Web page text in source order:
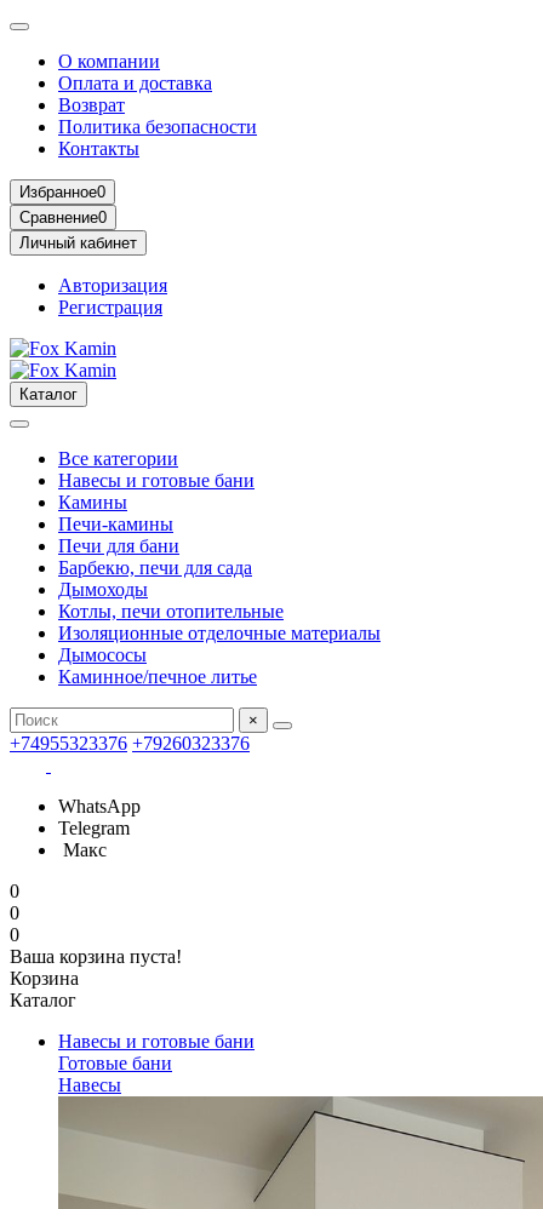
О компании
Оплата и доставка
Возврат
Политика безопасности
Контакты
Избранное0
Сравнение0
Личный кабинет
Авторизация
Регистрация
Каталог
Все категории
Навесы и готовые бани
Камины
Печи-камины
Печи для бани
Барбекю, печи для сада
Дымоходы
Котлы, печи отопительные
Изоляционные отделочные материалы
Дымососы
Каминное/печное литье
×
+74955323376 +79260323376
WhatsApp
Telegram
Макс
0
0
0
Ваша корзина пуста!
Корзина
Каталог
Навесы и готовые бани
Готовые бани
Навесы